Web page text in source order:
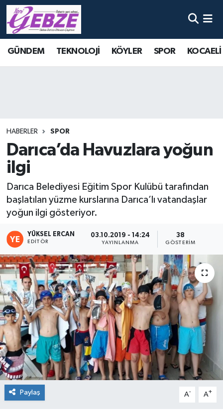
GÜNDEM TEKNOLOJİ KÖYLER SPOR
HABERLER SPOR
Darıca’da Havuzlara yoğun
ilgi
Darıca Belediyesi Eğitim Spor Kulübü tarafından
başlatılan yüzme kurslarına Darıca’lı vatandaşlar
yoğun ilgi gösteriyor.
YÜKSEL ERCAN
EDITÖR
03.10.2019 - 14:24
YAYINLANMA
38
GÖSTERIM
Paylaş A- A+
Nöbetçi Eczaneler
Tüm Manşetler
Son Dakika Haberleri
Haber Arşivi